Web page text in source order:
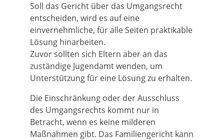
Soll das Gericht über das Umgangsrecht
entscheiden, wird es auf eine
einvernehmliche, für alle Seiten praktikable
Lösung hinarbeiten.
Zuvor sollten sich Eltern aber an das
zuständige Jugendamt wenden, um
Unterstützung für eine Lösung zu erhalten.
Die Einschränkung oder der Ausschluss
des Umgangsrechts kommt nur in
Betracht, wenn es keine milderen
Maßnahmen gibt. Das Familiengericht kann